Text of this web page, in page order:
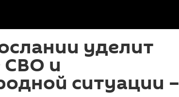
уделит
СВО и
ситуации –